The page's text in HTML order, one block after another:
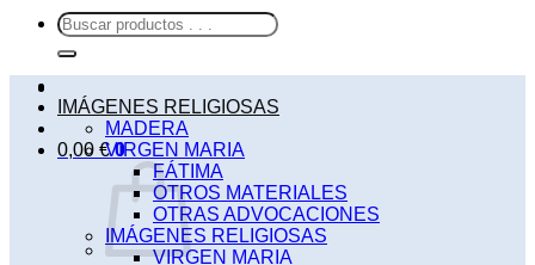
Buscar
por:
0,00 € 0
IMÁGENES RELIGIOSAS
MADERA
VIRGEN MARIA
FÁTIMA
OTROS MATERIALES
OTRAS ADVOCACIONES
IMÁGENES RELIGIOSAS
VIRGEN MARIA